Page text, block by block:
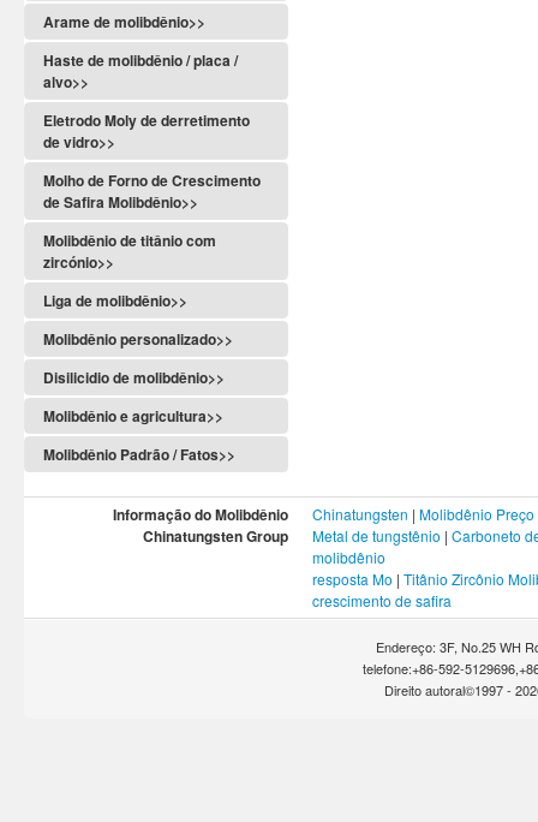
Arame de molibdênio>>
Haste de molibdênio / placa /
alvo>>
Eletrodo Moly de derretimento
de vidro>>
Molho de Forno de Crescimento
de Safira Molibdênio>>
Molibdênio de titânio com
zircónio>>
Liga de molibdênio>>
Molibdênio personalizado>>
Disilicidio de molibdênio>>
Molibdênio e agricultura>>
Molibdênio Padrão / Fatos>>
Informação do Molibdênio Chinatungsten | Molibdênio Preço
Chinatungsten Group Metal de tungstênio | Carboneto
molibdênio
resposta Mo | Titânio Zircônio
crescimento de safira
Endereço: 3F, No.25 WH
telefone:+86-592-
Direito autoral©1997 -